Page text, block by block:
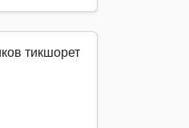
тикшорет